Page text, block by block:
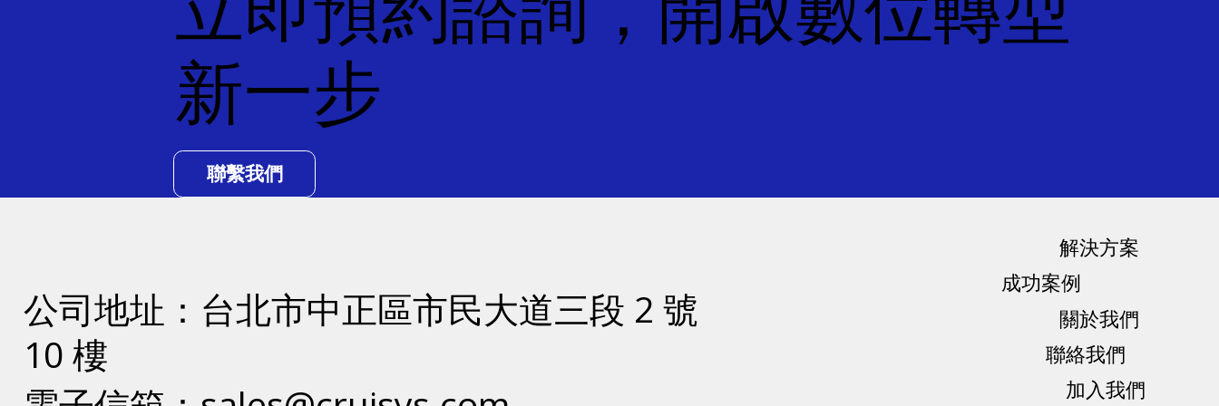
新一步
聯繫我們
公司地址：​台北市中正區市民大道三段 2 號
10 樓
​解決方案
​成功案例
關於我們
聯絡我們
加入我們